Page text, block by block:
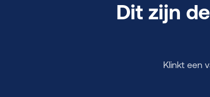
Dit zijn
Klinkt een